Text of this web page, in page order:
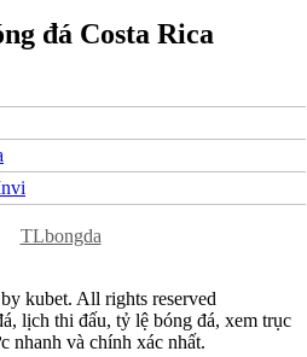
Hungary
Hy Lạp
Kazakhstan
Liechtenstein
Lithuania
Luxembourg
Moldova
Montenegro
Na Uy
đá Costa Rica
TLbongda
kubet. All rights reserved
lịch thi đấu, tỷ lệ bóng đá, xem trục
nhanh và chính xác nhất.